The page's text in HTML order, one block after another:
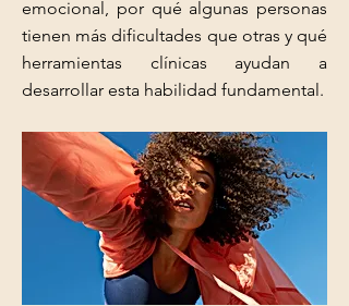
emocional, por qué algunas personas
tienen más dificultades que otras y qué
herramientas clínicas ayudan a
desarrollar esta habilidad fundamental.